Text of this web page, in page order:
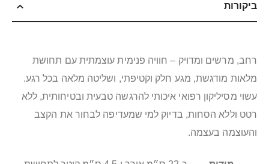
ביקורות
רחב, מרשים ומדויק – חוויה פנימית עוצמתית עם תחושת
מלאות מודגשת, מגע חלק וקטיפתי, ושליטה מלאה בכל רגע.
עשוי מסיליקון רפואי איכותי להרגשה טבעית ובטיחותית, ללא
רטט וללא הסחות, בדיוק למי שמעדיפה לבחור את הקצב
והעוצמה בעצמה.